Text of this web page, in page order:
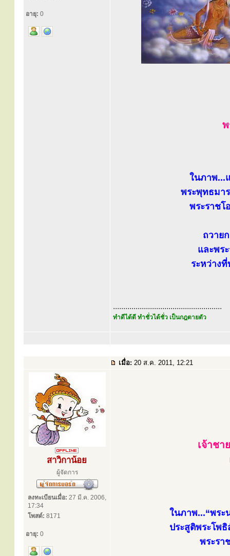
อายุ: 0
พ
ในภาพ...
พระพุทธมา
พระราชโ
ถวาย
และพร
ระหว่าง
.....................................................
ทำดีได้ดี ทำชั่วได้ชั่ว เป็นกฎตายตัว
เมื่อ: 20 ส.ค. 2011, 12:21
สาวิกาน้อย
ผู้จัดการ
ลงทะเบียนเมื่อ: 27 มี.ค. 2006,
17:34
โพสต์: 8171
อายุ: 0
เจ้าชา
ในภาพ...“พระ
ประสูติพระโพ
พระรา